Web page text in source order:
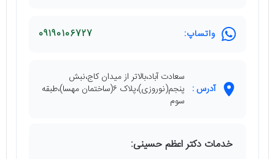
واتساپ: 09190106727
آدرس :
سعادت آباد،بالاتر از میدان کاج،نبش
پنجم(نوروزی)،پلاک ۶(ساختمان مهسا)،طبقه
سوم
خدمات دکتر اعظم حسینی: